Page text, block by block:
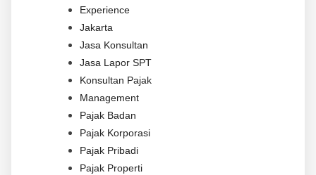
Experience
Jakarta
Jasa Konsultan
Jasa Lapor SPT
Konsultan Pajak
Management
Pajak Badan
Pajak Korporasi
Pajak Pribadi
Pajak Properti